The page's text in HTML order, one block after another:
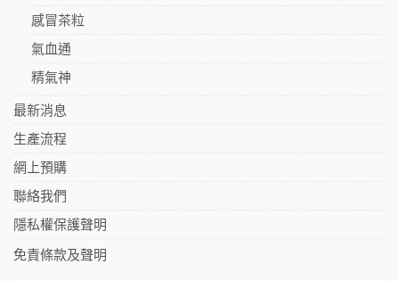
感冒茶粒
氣血通
精氣神
最新消息
生產流程
網上預購
聯絡我們
隱私權保護聲明
免責條款及聲明